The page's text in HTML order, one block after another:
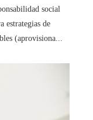
social
estrategias de
(aprovisiona...